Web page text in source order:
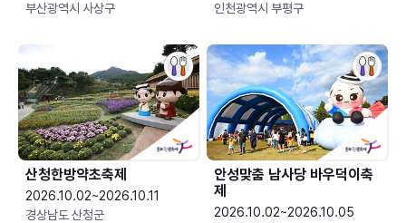
부산광역시 사상구
인천광역시 부평구
산청한방약초축제
2026.10.02~2026.10.11
경상남도 산청군
안성맞춤 남사당 바우덕이축
제
2026.10.02~2026.10.05